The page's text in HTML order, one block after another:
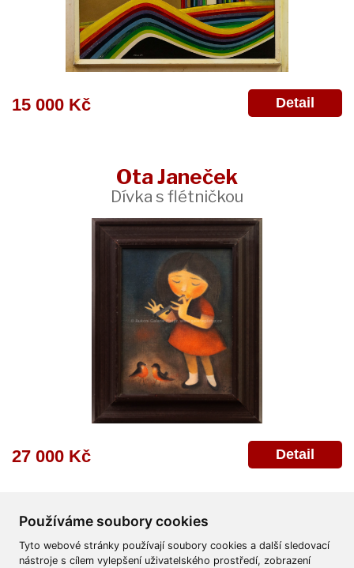
Používáme soubory cookies
Tyto webové stránky používají soubory cookies a další sledovací
nástroje s cílem vylepšení uživatelského prostředí, zobrazení
15 000 Kč Detail
Ota Janeček
Dívka s flétničkou
27 000 Kč Detail